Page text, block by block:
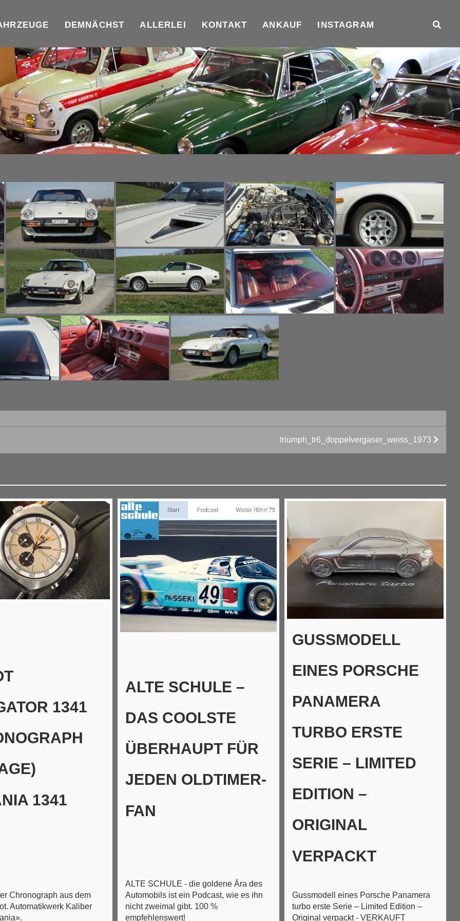
DEMNÄCHST ALLERLEI KONTAKT ANKAUF INSTAGRAM
triumph_tr6_doppelvergaser_weiss_1973
1341
1341
Chronograph aus dem
Automatikwerk Kaliber
ALTE SCHULE –
DAS COOLSTE
ÜBERHAUPT FÜR
JEDEN OLDTIMER-
FAN
ALTE SCHULE - die goldene Ära des
Automobils ist ein Podcast, wie es ihn
nicht zweimal gibt. 100 %
empfehlenswert!
GUSSMODELL
EINES PORSCHE
PANAMERA
TURBO ERSTE
SERIE – LIMITED
EDITION –
ORIGINAL
VERPACKT
Gussmodell eines Porsche Panamera
turbo erste Serie – Limited Edition –
Original verpackt - VERKAUFT